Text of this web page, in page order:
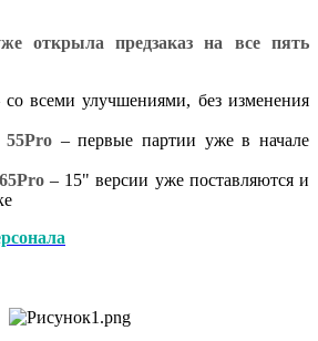
открыла
предзаказ на все пять
со всеми улучшениями, без изменения
– первые партии уже в начале
– 15" версии уже поставляются и